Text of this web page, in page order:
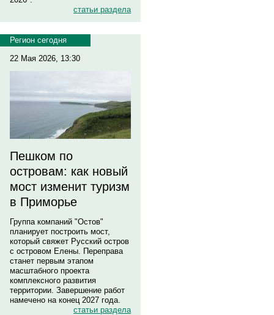
статьи раздела
Регион сегодня
22 Мая 2026, 13:30
Пешком по
островам: как новый
мост изменит туризм
в Приморье
Группа компаний "Остов"
планирует построить мост,
который свяжет Русский остров
с островом Елены. Переправа
станет первым этапом
масштабного проекта
комплексного развития
территории. Завершение работ
намечено на конец 2027 года.
статьи раздела